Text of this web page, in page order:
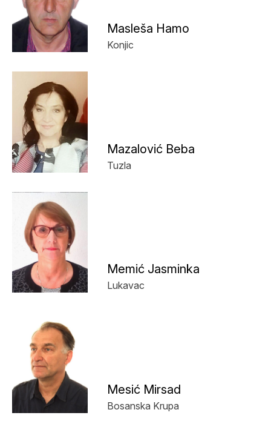
Masleša Hamo
Konjic
Mazalović Beba
Tuzla
Memić Jasminka
Lukavac
Mesić Mirsad
Bosanska Krupa